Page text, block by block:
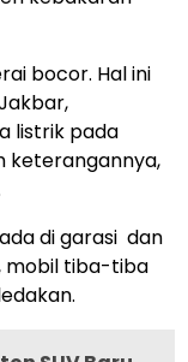
bocor. Hal ini
listrik pada
keterangannya,
di garasi dan
mobil tiba-tiba